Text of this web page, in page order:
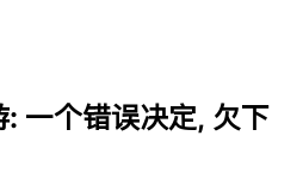
一个错误决定, 欠下